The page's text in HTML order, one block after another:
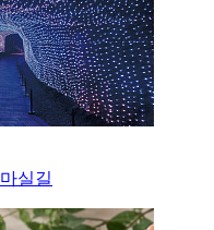
실길